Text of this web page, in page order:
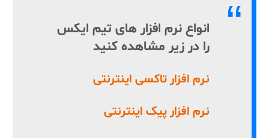
انواع نرم افزار های تیم ایکس
را در زیر مشاهده کنید
نرم افزار تاکسی اینترنتی
نرم افزار پیک اینترنتی